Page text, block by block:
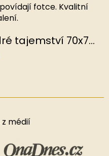
fotce. Kvalitní
Hedvábný šátek Modré tajemství 70x70 cm v dárkovém balení, HEDVÁBNÝ SVĚT
z médií